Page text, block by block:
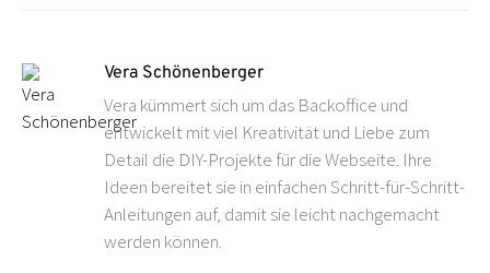
Vera Schönenberger
Vera kümmert sich um das Backoffice und
entwickelt mit viel Kreativität und Liebe zum
Detail die DIY-Projekte für die Webseite. Ihre
Ideen bereitet sie in einfachen Schritt-für-Schritt-
Anleitungen auf, damit sie leicht nachgemacht
werden können.